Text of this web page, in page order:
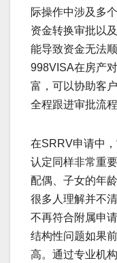
际操作中涉及多
资金转换审批以
能导致资金无法
998VISA在房产
富，可以协助客
全程跟进审批流程
在SRRV申请中
认定同样非常重
配偶、子女的年
很多人理解并不
不再符合附属申
结构性问题如果
高。通过专业机